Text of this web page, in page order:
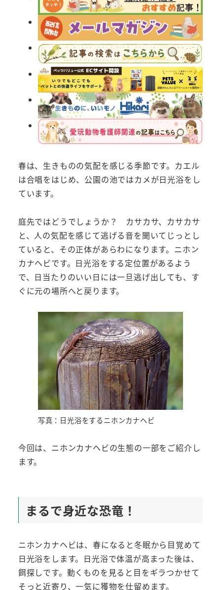
春は、生きものの気配を感じる季節です。カエル
は合唱をはじめ、公園の池ではカメが日光浴をし
ています。
庭先ではどうでしょうか？ カサカサ、カサカサ
と、人の気配を感じて逃げる音を聞いてじっとし
ていると、その正体があらわになります。ニホン
カナヘビです。日光浴をする定位置があるよう
で、日当たりのいい日には一旦逃げ出しても、す
ぐに元の場所へと戻ります。
写真：日光浴をするニホンカナヘビ
今回は、ニホンカナヘビの生態の一部をご紹介し
ます。
まるで身近な恐竜！
ニホンカナヘビは、春になると冬眠から目覚めて
日光浴をします。日光浴で体温が高まった後は、
餌探しです。動くものを見ると目をギラつかせて
そっと近寄り、一気に獲物を仕留めます。